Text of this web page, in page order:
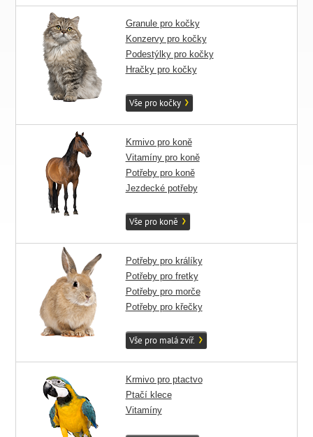
Granule pro kočky
Konzervy pro kočky
Podestýlky pro kočky
Hračky pro kočky
Vše pro kočky
Krmivo pro koně
Vitamíny pro koně
Potřeby pro koně
Jezdecké potřeby
Vše pro koně
Potřeby pro králíky
Potřeby pro fretky
Potřeby pro morče
Potřeby pro křečky
Vše pro malá zvíř.
Krmivo pro ptactvo
Ptačí klece
Vitamíny